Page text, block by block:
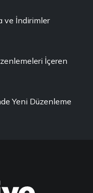
ve İndirimler
İçeren
Yeni Düzenleme